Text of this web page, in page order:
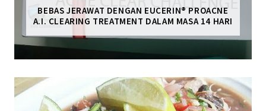
BEBAS JERAWAT DENGAN EUCERIN® PROACNE
A.I. CLEARING TREATMENT DALAM MASA 14 HARI